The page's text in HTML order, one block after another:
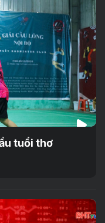
tuổi thơ